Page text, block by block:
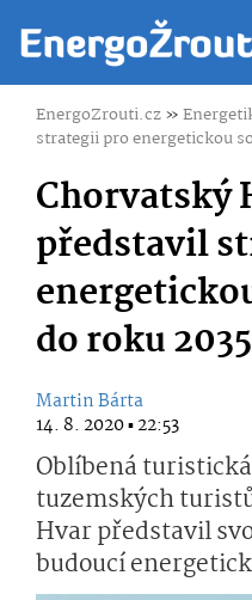
EnergoZrouti.cz»
strategii pro energetickou
Chorvatský
představil
do roku 2035
Martin Bárta
14. 8. 2020 ▪ 22:53
Oblíbená
tuzemských
Hvar představil
budoucí